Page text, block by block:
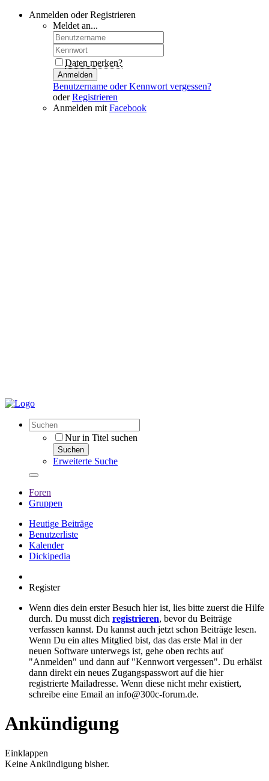
Anmelden oder Registrieren
Meldet an...
Daten merken?
Anmelden
Benutzername oder Kennwort vergessen?
oderRegistrieren
Anmelden mit Facebook
Nur in Titel suchen
Suchen
Erweiterte Suche
Foren
Gruppen
Heutige Beiträge
Benutzerliste
Kalender
Dickipedia
Register
Wenn dies dein erster Besuch hier ist, lies bitte zuerst die Hilfe
durch. Du musst dich registrieren, bevor du Beiträge
verfassen kannst. Du kannst auch jetzt schon Beiträge lesen.
Wenn Du ein altes Mitglied bist, das das erste Mal in der
neuen Software unterwegs ist, gehe oben rechts auf
"Anmelden" und dann auf "Kennwort vergessen". Du erhälst
dann direkt ein neues Zugangspasswort auf die hier
registrierte Mailadresse. Wenn diese nicht mehr existiert,
schreibe eine Email an info@300c-forum.de.
Ankündigung
Einklappen
Keine Ankündigung bisher.